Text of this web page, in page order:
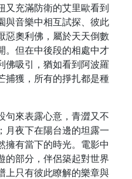
又充滿防衛的艾里歐看到
與音樂中相互試探、彼此
惡奧利佛，屬於天天倒數
。但在中後段的相處中才
佛吸引，猶如看到阿波羅
捕獲，所有的掙扎都是種
句來表露心意，青澀又不
月夜下在陽台邊的坦露一
擁有當下的時光。電影中
的部分，伴侶築起對世界
上只有彼此瞭解的樂章與